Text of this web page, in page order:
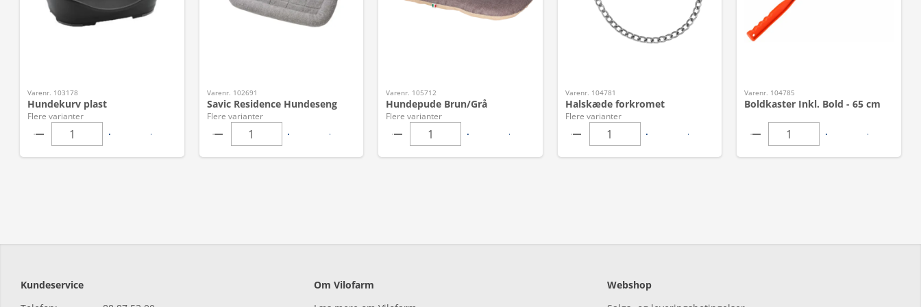
Varenr. 103178
Hundekurv plast
Flere varianter
Varenr. 102691
Savic Residence Hundeseng
Flere varianter
Varenr. 105712
Hundepude Brun/Grå
Flere varianter
Varenr. 104781
Halskæde forkromet
Flere varianter
Varenr. 104785
Boldkaster Inkl. Bold - 65 cm
Kundeservice
Om Vilofarm
Webshop